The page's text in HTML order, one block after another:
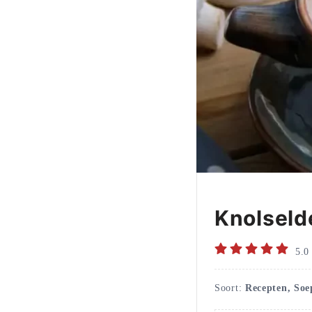
5.0
Soort: Recepten,